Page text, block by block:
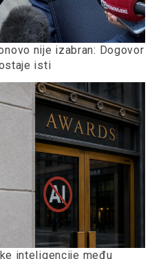
nije izabran: Dogovor
isti
inteligencije među